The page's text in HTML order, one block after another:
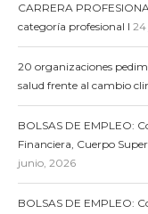
CARRERA
categoría profesional I
20 organizaciones
salud frente al cambio
BOLSAS DE EMPLEO:
Financiera, Cuerpo
junio, 2026
BOLSAS DE EMPLEO: